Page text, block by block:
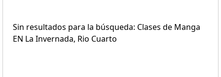
Sin resultados para la búsqueda: Clases de Manga
EN La Invernada, Rio Cuarto